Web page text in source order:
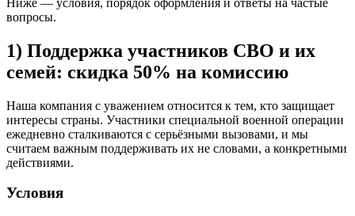
вопросы.
1) Поддержка участников СВО и их
семей: скидка 50% на комиссию
Наша компания с уважением относится к тем, кто защищает
интересы страны. Участники специальной военной операции
ежедневно сталкиваются с серьёзными вызовами, и мы
считаем важным поддерживать их не словами, а конкретными
действиями.
Условия